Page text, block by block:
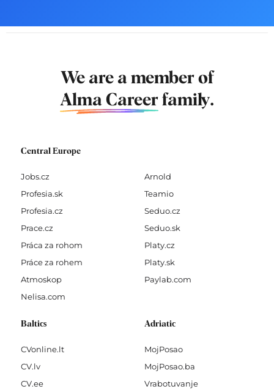
We are a member of
Alma Career family.
Central Europe
Jobs.cz
Profesia.sk
Profesia.cz
Prace.cz
Práca za rohom
Práce za rohem
Atmoskop
Nelisa.com
Arnold
Teamio
Seduo.cz
Seduo.sk
Platy.cz
Platy.sk
Paylab.com
Baltics
CVonline.lt
CV.lv
CV.ee
Adriatic
MojPosao
MojPosao.ba
Vrabotuvanje